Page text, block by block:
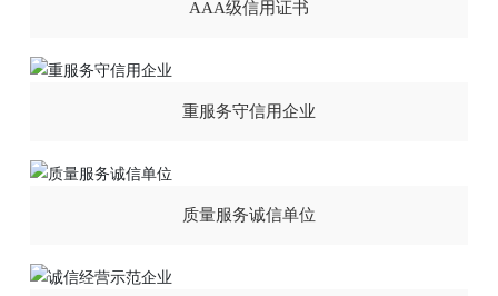
AAA级信用证书
重服务守信用企业
质量服务诚信单位